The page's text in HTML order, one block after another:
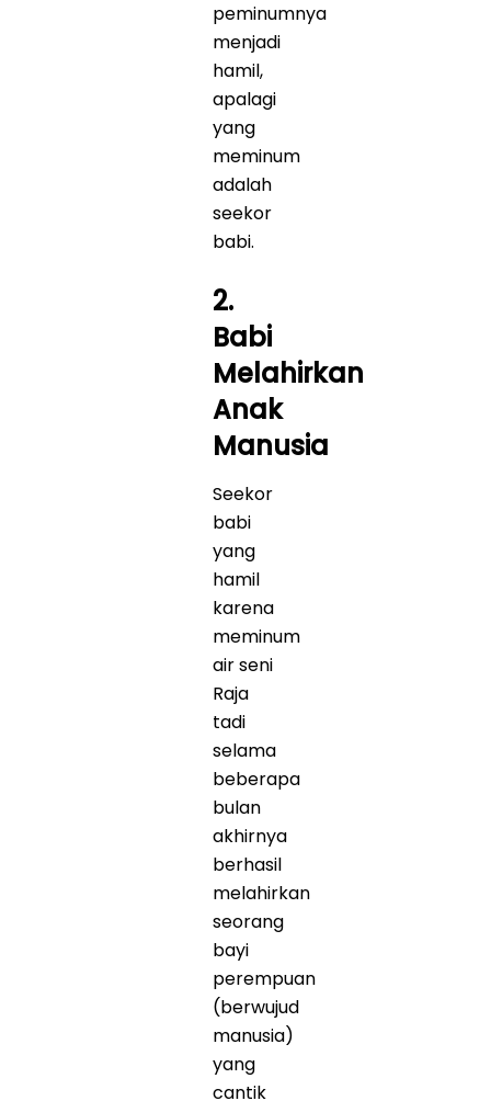
peminumnya
menjadi
hamil,
apalagi
yang
meminum
adalah
seekor
babi.
2.
Babi
Melahirkan
Anak
Manusia
Seekor
babi
yang
hamil
karena
meminum
air seni
Raja
tadi
selama
beberapa
bulan
akhirnya
berhasil
melahirkan
seorang
bayi
perempuan
(berwujud
manusia)
yang
cantik